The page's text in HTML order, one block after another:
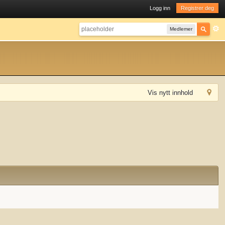
Logg inn Registrer deg
Medlemer
Vis nytt innhold